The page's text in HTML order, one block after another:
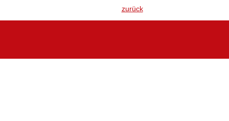
zurück